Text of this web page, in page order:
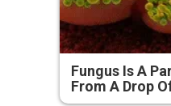
Fungus Is A
From A Drop